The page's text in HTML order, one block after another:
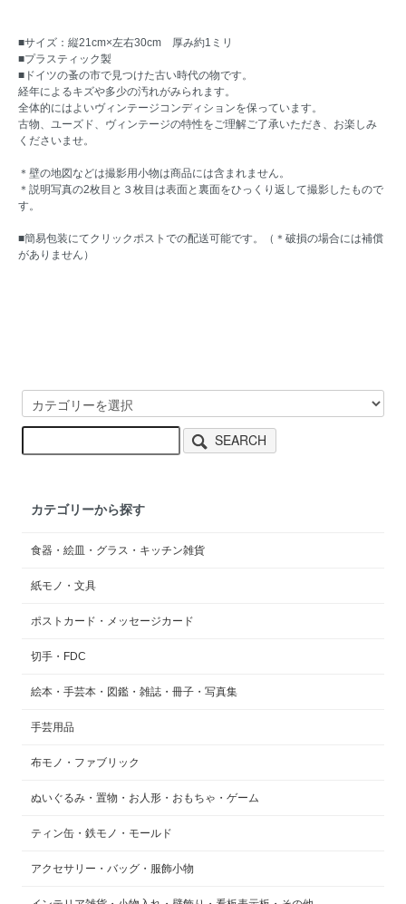
■サイズ：縦21cm×左右30cm 厚み約1ミリ
■プラスティック製
■ドイツの蚤の市で見つけた古い時代の物です。
経年によるキズや多少の汚れがみられます。
全体的にはよいヴィンテージコンディションを保っています。
古物、ユーズド、ヴィンテージの特性をご理解ご了承いただき、お楽しみ
くださいませ。
＊壁の地図などは撮影用小物は商品には含まれません。
＊説明写真の2枚目と３枚目は表面と裏面をひっくり返して撮影したもので
す。
■簡易包装にてクリックポストでの配送可能です。（＊破損の場合には補償
がありません）
SEARCH
カテゴリーから探す
食器・絵皿・グラス・キッチン雑貨
紙モノ・文具
ポストカード・メッセージカード
切手・FDC
絵本・手芸本・図鑑・雑誌・冊子・写真集
手芸用品
布モノ・ファブリック
ぬいぐるみ・置物・お人形・おもちゃ・ゲーム
ティン缶・鉄モノ・モールド
アクセサリー・バッグ・服飾小物